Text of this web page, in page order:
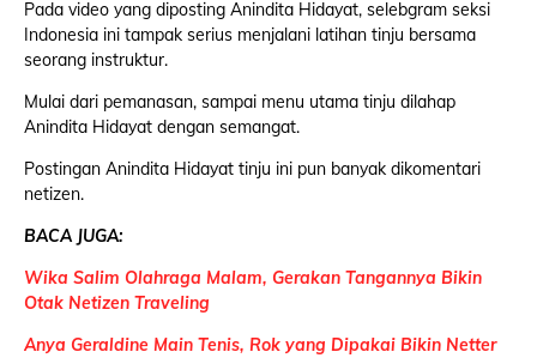
Pada video yang diposting Anindita Hidayat, selebgram seksi
Indonesia ini tampak serius menjalani latihan tinju bersama
seorang instruktur.
Mulai dari pemanasan, sampai menu utama tinju dilahap
Anindita Hidayat dengan semangat.
Postingan Anindita Hidayat tinju ini pun banyak dikomentari
netizen.
BACA JUGA:
Wika Salim Olahraga Malam, Gerakan Tangannya Bikin
Otak Netizen Traveling
Anya Geraldine Main Tenis, Rok yang Dipakai Bikin Netter